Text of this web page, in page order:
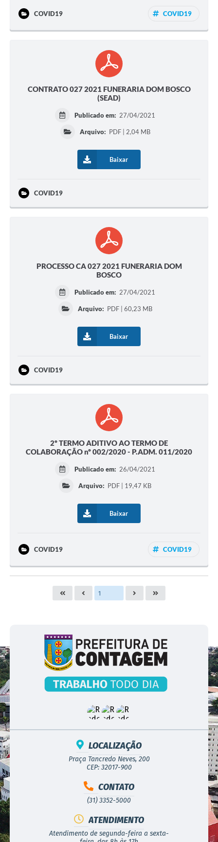
COVID19 COVID19
CONTRATO 027 2021 FUNERARIA DOM BOSCO
(SEAD)
Publicado em: 27/04/2021
Arquivo: PDF | 2,04 MB
Baixar
COVID19
PROCESSO CA 027 2021 FUNERARIA DOM
BOSCO
Publicado em: 27/04/2021
Arquivo: PDF | 60,23 MB
Baixar
COVID19
2º TERMO ADITIVO AO TERMO DE
COLABORAÇÃO nº 002/2020 - P.ADM. 011/2020
Publicado em: 26/04/2021
Arquivo: PDF | 19,47 KB
Baixar
COVID19 COVID19
LOCALIZAÇÃO
Praça Tancredo Neves, 200
CEP: 32017-900
CONTATO
(31) 3352-5000
ATENDIMENTO
Atendimento de segunda-feira a sexta-